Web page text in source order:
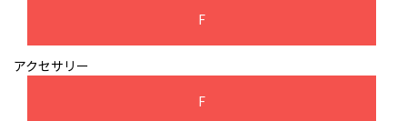
F
アクセサリー
F